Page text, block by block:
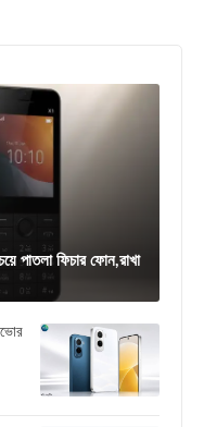
পাতলা ফিচার ফোন,রাখা